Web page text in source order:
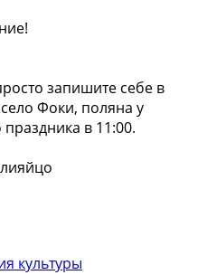
запишите себе в
Фоки, поляна у
в 11:00.
культуры